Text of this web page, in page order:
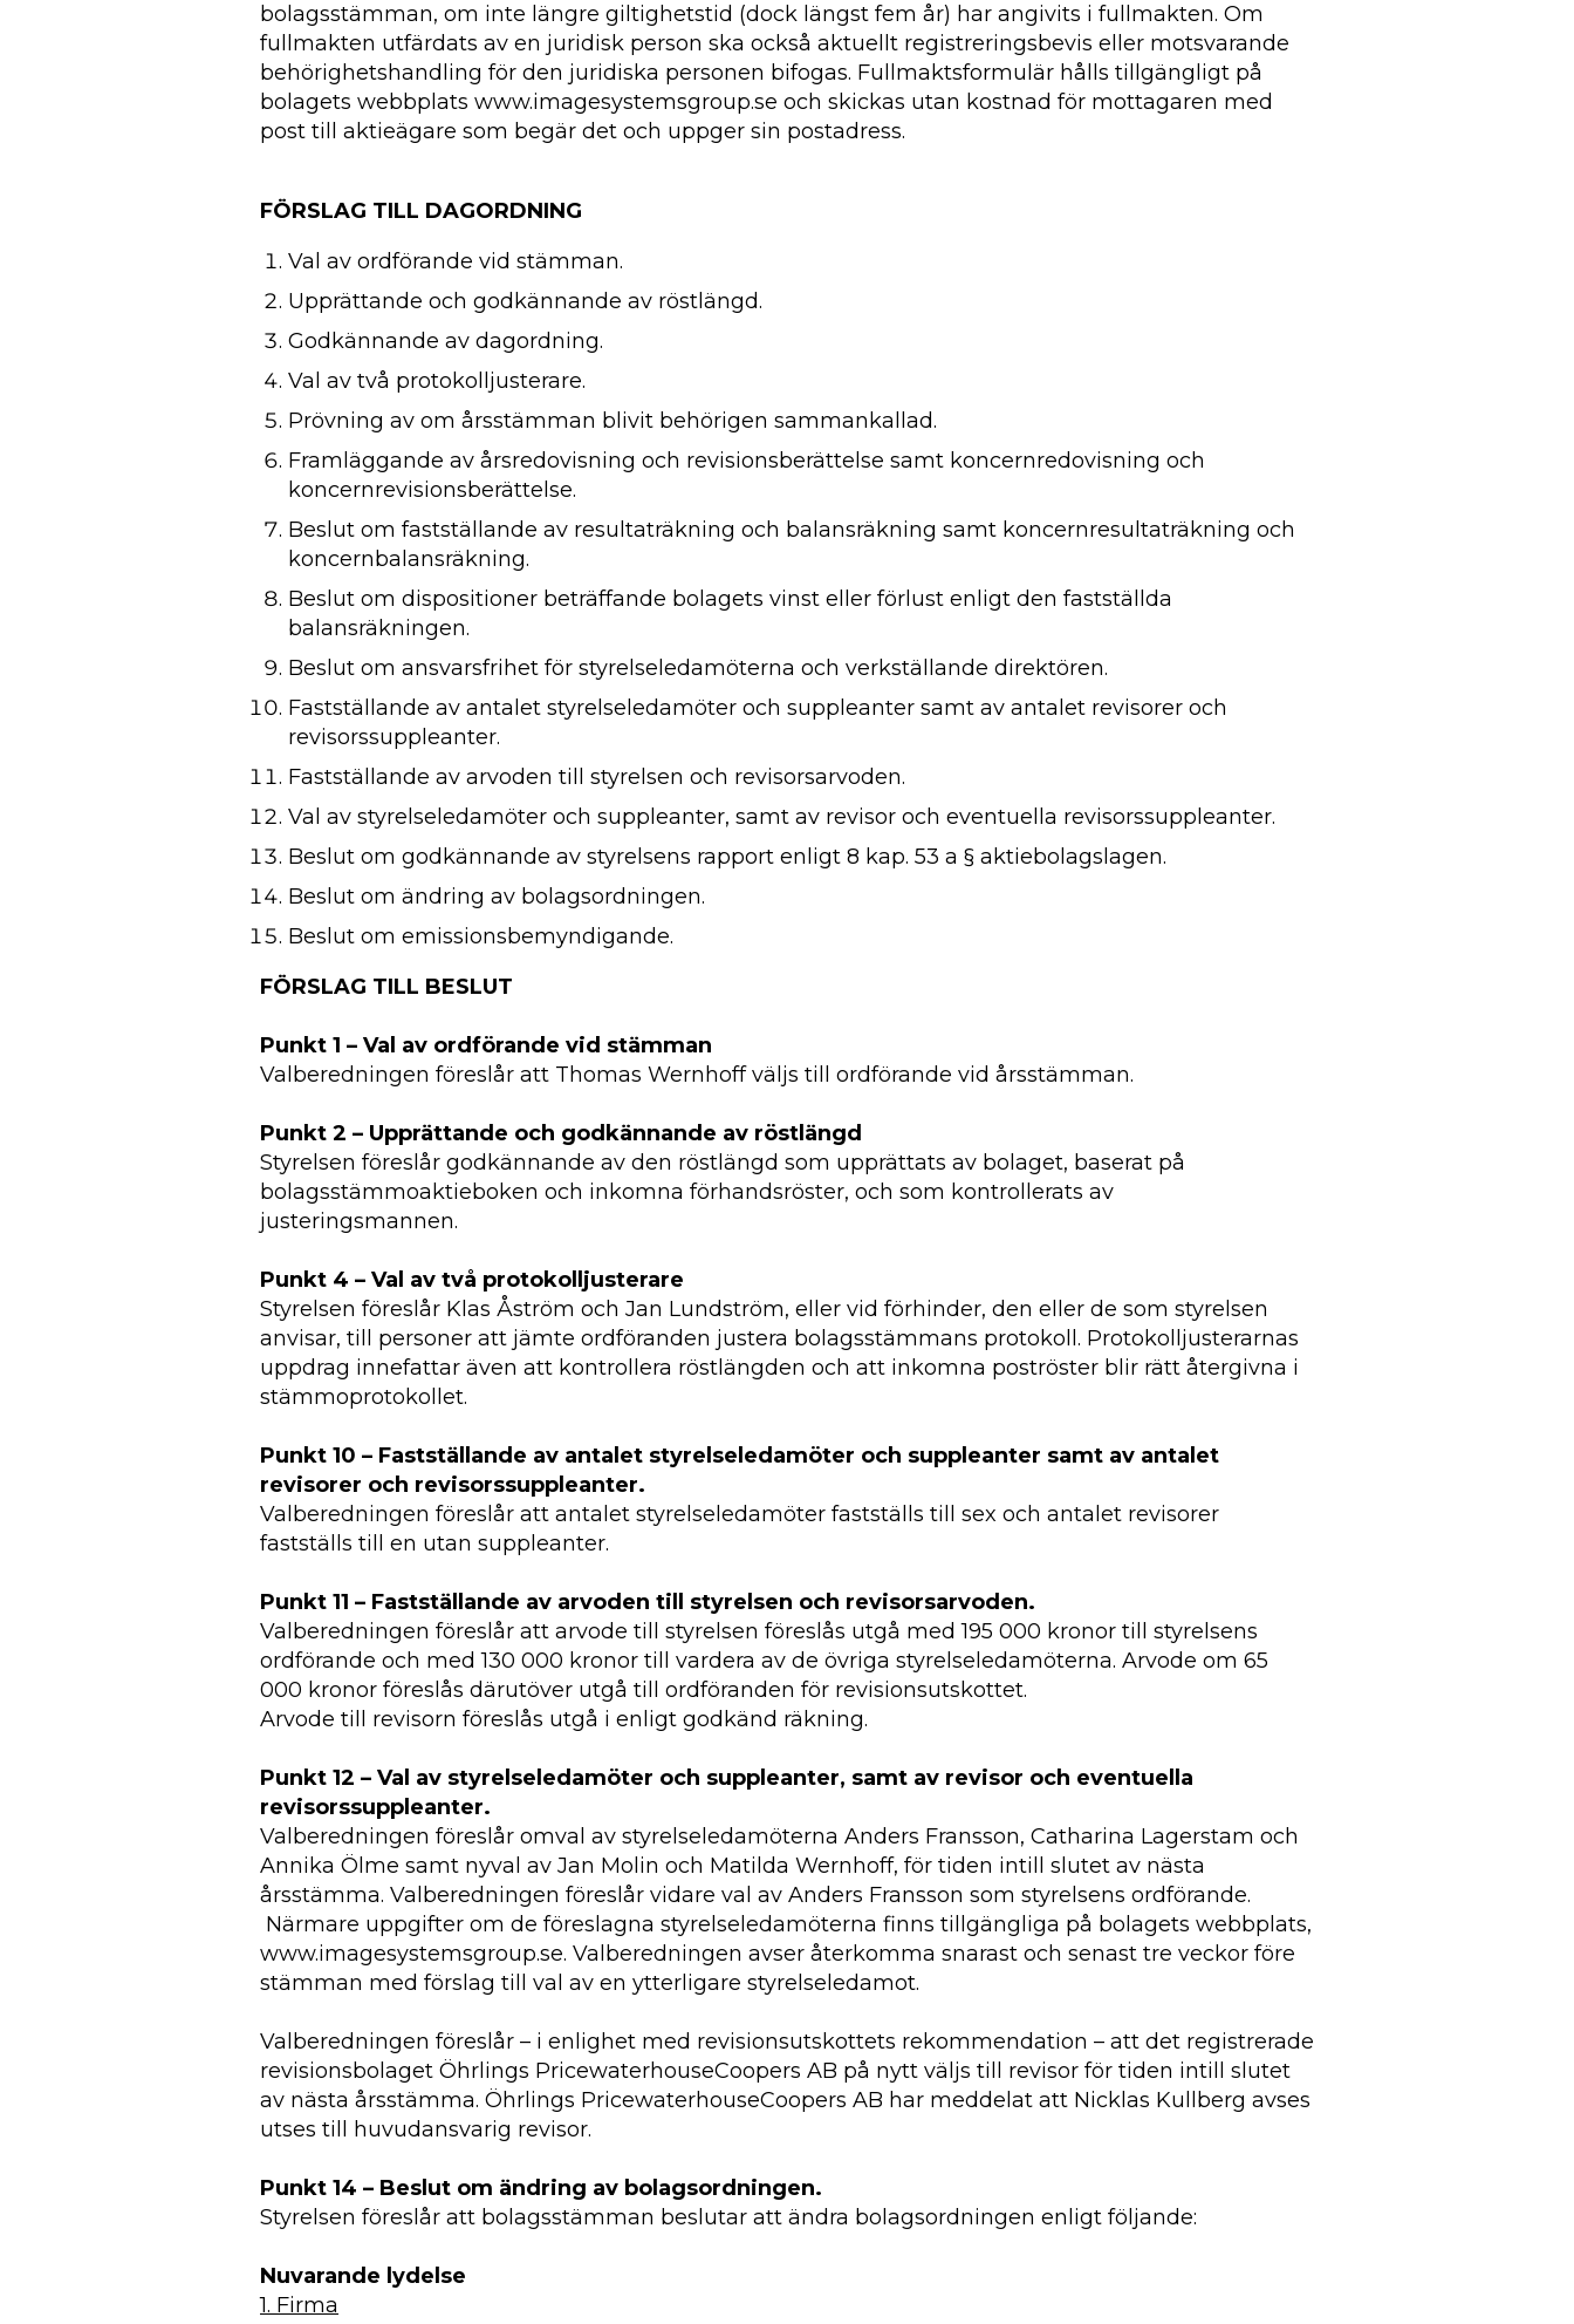
bolagsstämman, om inte längre giltighetstid (dock längst fem år) har angivits i fullmakten. Om
fullmakten utfärdats av en juridisk person ska också aktuellt registreringsbevis eller motsvarande
behörighetshandling för den juridiska personen bifogas. Fullmaktsformulär hålls tillgängligt på
bolagets webbplats www.imagesystemsgroup.se och skickas utan kostnad för mottagaren med
post till aktieägare som begär det och uppger sin postadress.
FÖRSLAG TILL DAGORDNING
Val av ordförande vid stämman.
Upprättande och godkännande av röstlängd.
Godkännande av dagordning.
Val av två protokolljusterare.
Prövning av om årsstämman blivit behörigen sammankallad.
Framläggande av årsredovisning och revisionsberättelse samt koncernredovisning och
koncernrevisionsberättelse.
Beslut om fastställande av resultaträkning och balansräkning samt koncernresultaträkning och
koncernbalansräkning.
Beslut om dispositioner beträffande bolagets vinst eller förlust enligt den fastställda
balansräkningen.
Beslut om ansvarsfrihet för styrelseledamöterna och verkställande direktören.
Fastställande av antalet styrelseledamöter och suppleanter samt av antalet revisorer och
revisorssuppleanter.
Fastställande av arvoden till styrelsen och revisorsarvoden.
Val av styrelseledamöter och suppleanter, samt av revisor och eventuella revisorssuppleanter.
Beslut om godkännande av styrelsens rapport enligt 8 kap. 53 a § aktiebolagslagen.
Beslut om ändring av bolagsordningen.
Beslut om emissionsbemyndigande.
FÖRSLAG TILL BESLUT
Punkt 1 – Val av ordförande vid stämman
Valberedningen föreslår att Thomas Wernhoff väljs till ordförande vid årsstämman.
Punkt 2 – Upprättande och godkännande av röstlängd
Styrelsen föreslår godkännande av den röstlängd som upprättats av bolaget, baserat på
bolagsstämmoaktieboken och inkomna förhandsröster, och som kontrollerats av
justeringsmannen.
Punkt 4 – Val av två protokolljusterare
Styrelsen föreslår Klas Åström och Jan Lundström, eller vid förhinder, den eller de som styrelsen
anvisar, till personer att jämte ordföranden justera bolagsstämmans protokoll. Protokolljusterarnas
uppdrag innefattar även att kontrollera röstlängden och att inkomna poströster blir rätt återgivna i
stämmoprotokollet.
Punkt 10 – Fastställande av antalet styrelseledamöter och suppleanter samt av antalet
revisorer och revisorssuppleanter.
Valberedningen föreslår att antalet styrelseledamöter fastställs till sex och antalet revisorer
fastställs till en utan suppleanter.
Punkt 11 – Fastställande av arvoden till styrelsen och revisorsarvoden.
Valberedningen föreslår att arvode till styrelsen föreslås utgå med 195 000 kronor till styrelsens
ordförande och med 130 000 kronor till vardera av de övriga styrelseledamöterna. Arvode om 65
000 kronor föreslås därutöver utgå till ordföranden för revisionsutskottet.
Arvode till revisorn föreslås utgå i enligt godkänd räkning.
Punkt 12 – Val av styrelseledamöter och suppleanter, samt av revisor och eventuella
revisorssuppleanter.
Valberedningen föreslår omval av styrelseledamöterna Anders Fransson, Catharina Lagerstam och
Annika Ölme samt nyval av Jan Molin och Matilda Wernhoff, för tiden intill slutet av nästa
årsstämma. Valberedningen föreslår vidare val av Anders Fransson som styrelsens ordförande.
Närmare uppgifter om de föreslagna styrelseledamöterna finns tillgängliga på bolagets webbplats,
www.imagesystemsgroup.se. Valberedningen avser återkomma snarast och senast tre veckor före
stämman med förslag till val av en ytterligare styrelseledamot.
Valberedningen föreslår – i enlighet med revisionsutskottets rekommendation – att det registrerade
revisionsbolaget Öhrlings PricewaterhouseCoopers AB på nytt väljs till revisor för tiden intill slutet
av nästa årsstämma. Öhrlings PricewaterhouseCoopers AB har meddelat att Nicklas Kullberg avses
utses till huvudansvarig revisor.
Punkt 14 – Beslut om ändring av bolagsordningen.
Styrelsen föreslår att bolagsstämman beslutar att ändra bolagsordningen enligt följande:
Nuvarande lydelse
1. Firma